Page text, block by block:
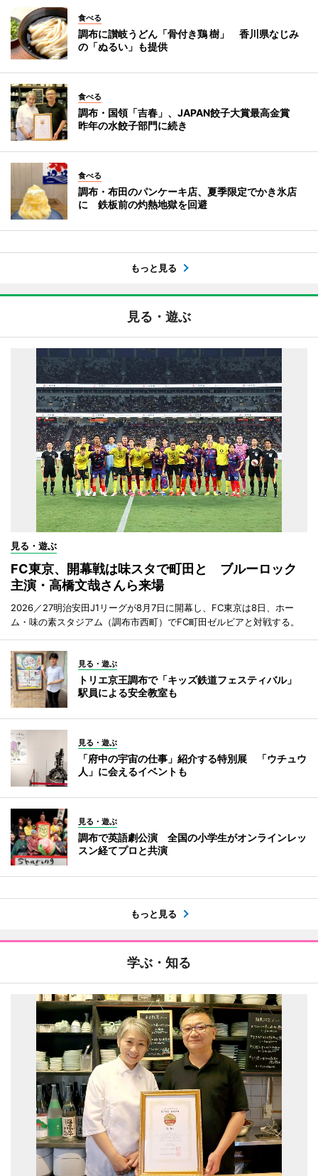
食べる
調布に讃岐うどん「骨付き鶏 樹」 香川県なじみ
の「ぬるい」も提供
食べる
調布・国領「吉春」、JAPAN餃子大賞最高金賞
昨年の水餃子部門に続き
食べる
調布・布田のパンケーキ店、夏季限定でかき氷店
に 鉄板前の灼熱地獄を回避
もっと見る
見る・遊ぶ
見る・遊ぶ
FC東京、開幕戦は味スタで町田と ブルーロック
主演・高橋文哉さんら来場
2026／27明治安田J1リーグが8月7日に開幕し、FC東京は8日、ホー
ム・味の素スタジアム（調布市西町）でFC町田ゼルビアと対戦する。
見る・遊ぶ
トリエ京王調布で「キッズ鉄道フェスティバル」
駅員による安全教室も
見る・遊ぶ
「府中の宇宙の仕事」紹介する特別展 「ウチュウ
人」に会えるイベントも
見る・遊ぶ
調布で英語劇公演 全国の小学生がオンラインレッ
スン経てプロと共演
もっと見る
学ぶ・知る